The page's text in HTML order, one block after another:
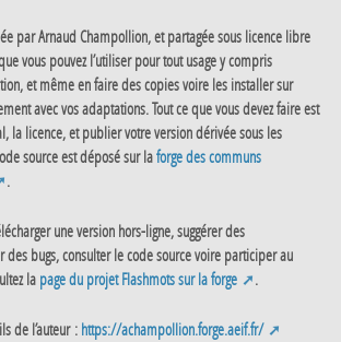
par Arnaud Champollion, et partagée sous licence libre
vous pouvez l’utiliser pour tout usage y compris
et même en faire des copies voire les installer sur
avec vos adaptations. Tout ce que vous devez faire est
la licence, et publier votre version dérivée sous les
source est déposé sur laforge des communs
.
une version hors-ligne, suggérer des
bugs, consulter le code source voire participer au
la page du projet Flashmots sur la forge .
de l’auteur : https://achampollion.forge.aeif.fr/